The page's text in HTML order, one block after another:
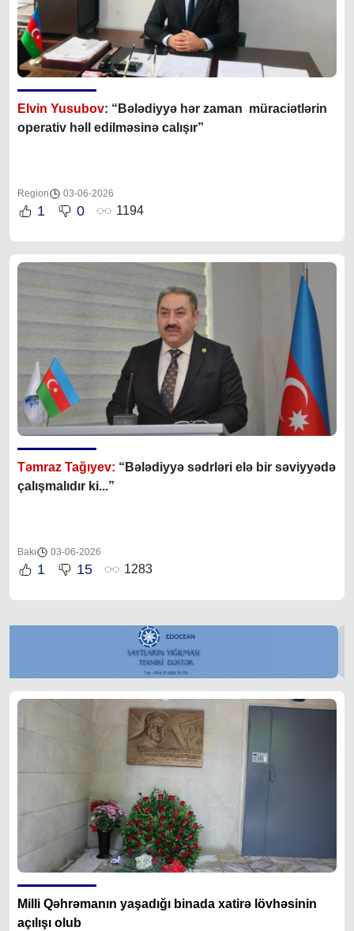
Elvin Yusubov: “Bələdiyyə hər zaman müraciətlərin
operativ həll edilməsinə calışır”
Region 03-06-2026
1 0 1194
Təmraz Tağıyev: “Bələdiyyə sədrləri elə bir səviyyədə
çalışmalıdır ki...”
Bakı 03-06-2026
1 15 1283
Milli Qəhrəmanın yaşadığı binada xatirə lövhəsinin
açılışı olub